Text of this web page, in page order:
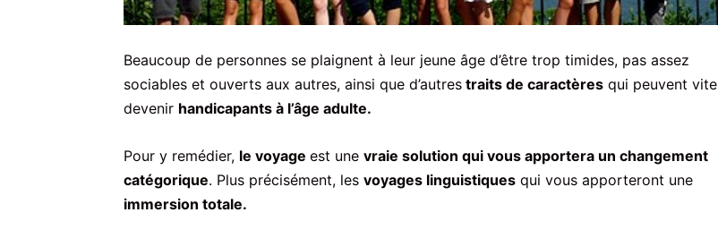
Beaucoup de personnes se plaignent à leur jeune âge d’être trop timides, pas assez
sociables et ouverts aux autres, ainsi que d’autres traits de caractères qui peuvent vite
devenir handicapants à l’âge adulte.
Pour y remédier, le voyage est une vraie solution qui vous apportera un changement
catégorique. Plus précisément, les voyages linguistiques qui vous apporteront une
immersion totale.